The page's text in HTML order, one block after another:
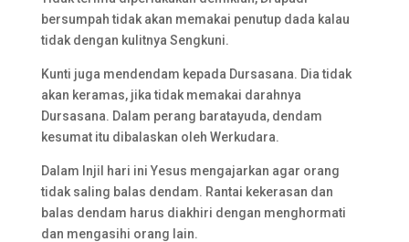
bersumpah tidak akan memakai penutup dada kalau
tidak dengan kulitnya Sengkuni.
Kunti juga mendendam kepada Dursasana. Dia tidak
akan keramas, jika tidak memakai darahnya
Dursasana. Dalam perang baratayuda, dendam
kesumat itu dibalaskan oleh Werkudara.
Dalam Injil hari ini Yesus mengajarkan agar orang
tidak saling balas dendam. Rantai kekerasan dan
balas dendam harus diakhiri dengan menghormati
dan mengasihi orang lain.